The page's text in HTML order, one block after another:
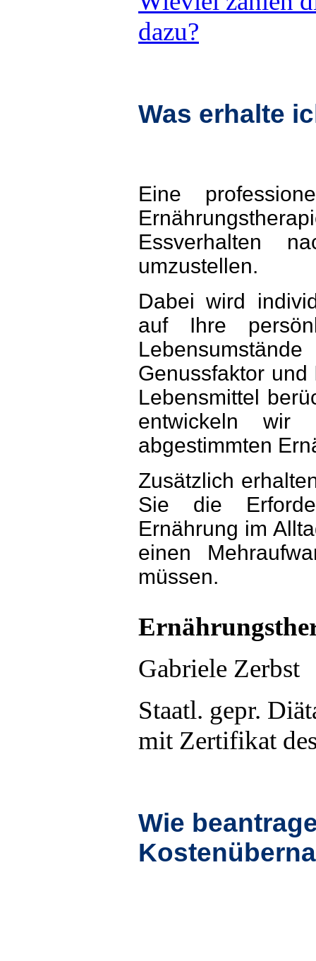
dazu?
Was erhalte
Eine
Essverhalten
umzustellen.
Dabei wird
auf Ihre
Genussfaktor
Lebensmittel
entwickeln
abgestimmten
Zusätzlich
Sie die
Ernährung im
einen
müssen.
Gabriele Zerbst
Staatl. gepr.
mit Zertifikat
Wie